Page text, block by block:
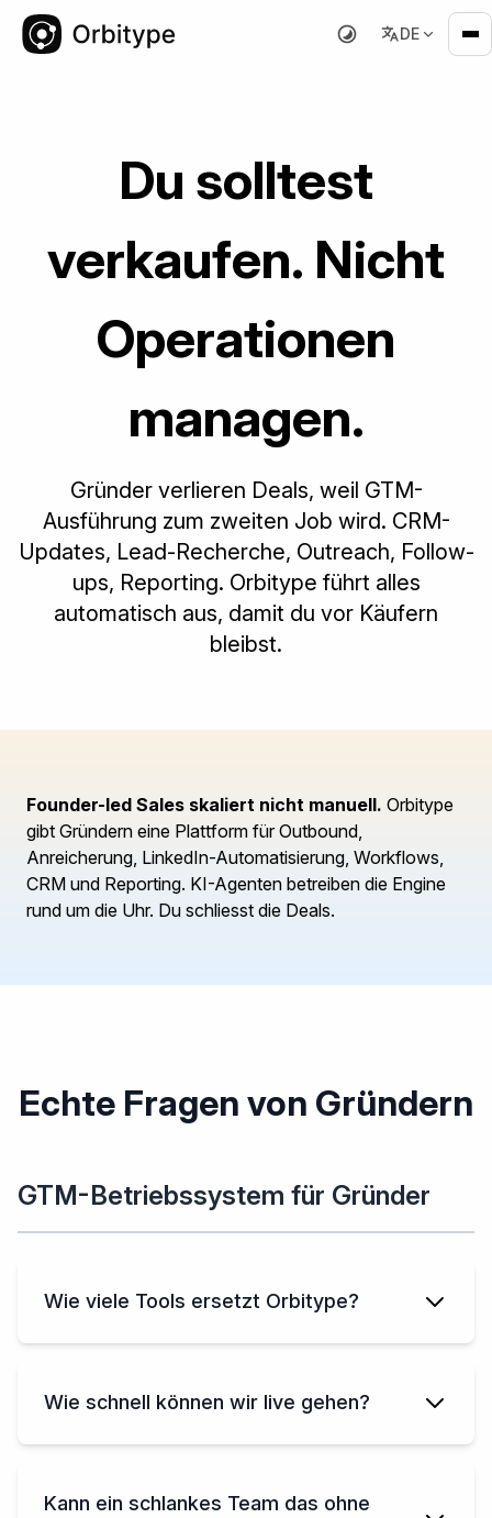
DE
Du solltest
verkaufen. Nicht
Operationen
managen.
Gründer verlieren Deals, weil GTM-
Ausführung zum zweiten Job wird. CRM-
Updates, Lead-Recherche, Outreach, Follow-
ups, Reporting. Orbitype führt alles
automatisch aus, damit du vor Käufern
bleibst.
Founder-led Sales skaliert nicht manuell. Orbitype
gibt Gründern eine Plattform für Outbound,
Anreicherung, LinkedIn-Automatisierung, Workflows,
CRM und Reporting. KI-Agenten betreiben die Engine
rund um die Uhr. Du schliesst die Deals.
Echte Fragen von Gründern
GTM-Betriebssystem für Gründer
Wie viele Tools ersetzt Orbitype?
Wie schnell können wir live gehen?
Kann ein schlankes Team das ohne